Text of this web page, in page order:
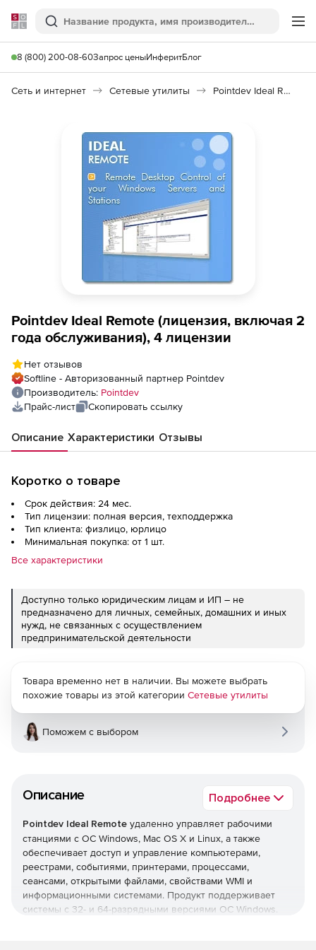
Softline
Поиск
8 (800) 200-08-60Запрос ценыИнферитБлог
Сеть и интернет Сетевые утилиты Pointdev Ideal Remote
Pointdev Ideal Remote (лицензия, включая 2
года обслуживания), 4 лицензии
Нет отзывов
Softline - Авторизованный партнер Pointdev
Производитель: Pointdev
Прайс-лист
Скопировать ссылку
Описание Характеристики Отзывы
Коротко о товаре
Срок действия: 24 мес.
Тип лицензии: полная версия, техподдержка
Тип клиента: физлицо, юрлицо
Минимальная покупка: от 1 шт.
Все характеристики
Доступно только юридическим лицам и ИП – не
предназначено для личных, семейных, домашних и иных
нужд, не связанных с осуществлением
предпринимательской деятельности
Описание Подробнее
Pointdev Ideal Remote удаленно управляет рабочими
станциями с ОС Windows, Mac OS X и Linux, а также
обеспечивает доступ и управление компьютерами,
реестрами, событиями, принтерами, процессами,
сеансами, открытыми файлами, свойствами WMI и
информационными системами. Продукт поддерживает
системы с 32- и 64-разрядными версиями ОС Windows.
Товара временно нет в наличии. Вы можете выбрать
похожие товары из этой категории Сетевые утилиты
Поможем с выбором